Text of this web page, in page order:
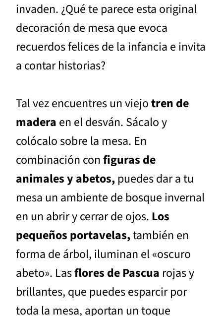
invaden. ¿Qué te parece esta original
decoración de mesa que evoca
recuerdos felices de la infancia e invita
a contar historias?
Tal vez encuentres un viejotren de
madera en el desván. Sácalo y
colócalo sobre la mesa. En
combinación configuras de
animales y abetos, puedes dar a tu
mesa un ambiente de bosque invernal
en un abrir y cerrar de ojos. Los
pequeños portavelas,también en
forma de árbol, iluminan el «oscuro
abeto». Lasflores de Pascua rojas y
brillantes, que puedes esparcir por
toda la mesa, aportan un toque